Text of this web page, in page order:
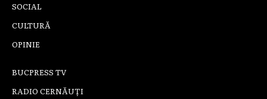
SOCIAL
CULTURĂ
OPINIE
BUCPRESS TV
RADIO CERNĂUȚI